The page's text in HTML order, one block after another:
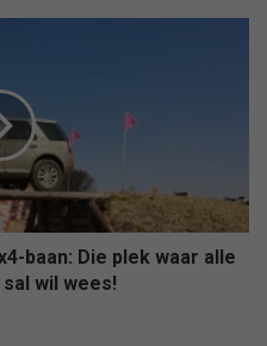
baan: Die plek waar alle
wil wees!